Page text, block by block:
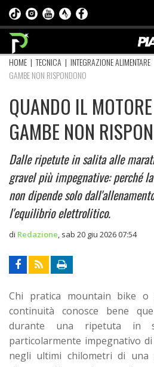
HOME |TECNICA | INTEGRAZIONE ALIMENTARE
GAMBE NON RISPONDONO
QUANDO IL
GAMBE NON
Dalle ripetute in salita alle
gravel più impegnative: perché
non dipende solo
l'equilibrio elettrolitico.
di Redazione sab 20 giu 2026 07:54
Chi pratica mountain bike
continuità conosce bene
durante una ripetuta in
particolarmente impegnativo
negli ultimi chilometri di una